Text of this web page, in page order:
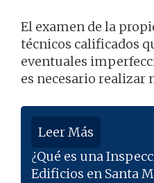
El examen de la
técnicos calificados
eventuales
es necesario realizar
Leer Más
¿Qué es una
Edificios en Santa